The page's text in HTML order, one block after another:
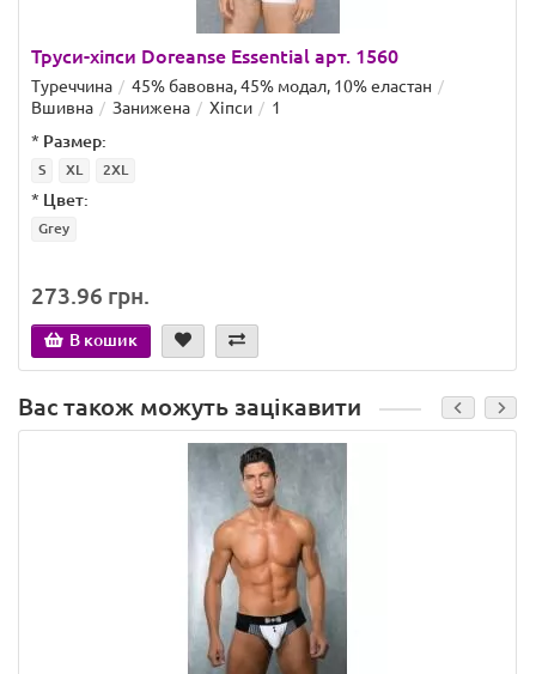
Труси-хіпси Doreanse Essential арт. 1560
Туреччина
45% бавовна, 45% модал, 10% еластан
Вшивна
Занижена Хіпси
1
* Размер:
S XL 2XL
* Цвет:
Grey
273.96 грн.
В кошик
Вас також можуть зацікавити